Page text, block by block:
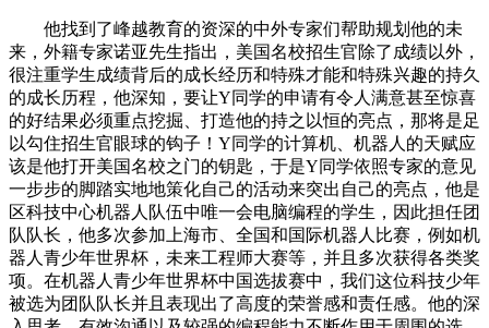
他找到了峰越教育的资深的中外专家们帮助规划他的未
来，外籍专家诺亚先生指出，美国名校招生官除了成绩以外，
很注重学生成绩背后的成长经历和特殊才能和特殊兴趣的持久
的成长历程，他深知，要让Y同学的申请有令人满意甚至惊喜
的好结果必须重点挖掘、打造他的持之以恒的亮点，那将是足
以勾住招生官眼球的钩子！Y同学的计算机、机器人的天赋应
该是他打开美国名校之门的钥匙，于是Y同学依照专家的意见
一步步的脚踏实地地策化自己的活动来突出自己的亮点，他是
区科技中心机器人队伍中唯一会电脑编程的学生，因此担任团
队队长，他多次参加上海市、全国和国际机器人比赛，例如机
器人青少年世界杯，未来工程师大赛等，并且多次获得各类奖
项。在机器人青少年世界杯中国选拔赛中，我们这位科技少年
被选为团队队长并且表现出了高度的荣誉感和责任感。他的深